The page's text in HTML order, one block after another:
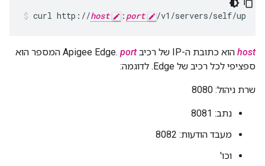
curl http://host : port /v1/servers/self/up
host הוא כתובת ה-IP של רכיב Apigee Edge. port
המספר הוא
ספציפי לכל רכיב של Edge. לדוגמה:
שרת ניהול: 8080
נתב: 8081
מעבד הודעות: 8082
וכו'